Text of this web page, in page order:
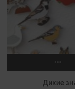
ВЫБЕРИТЕ
Дикие